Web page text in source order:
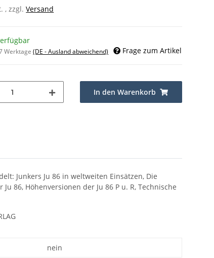
, zzgl.Versand
Werktage(DE - Ausland abweichend) Frage zum Artikel
In den Warenkorb
Junkers Ju 86 in weltweiten Einsätzen, Die
86, Höhenversionen der Ju 86 P u. R, Technische
nein